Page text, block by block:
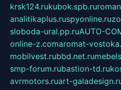
krsk124.rukubok.spb.ru
analitikaplus.ruspyonline.ru
sloboda-ural.pp.ruAUTO-
online-z.comaromat-
mobilvest.rubbd.net.ru
smp-forum.rubastion-td.ru
avrmotors.ruart-